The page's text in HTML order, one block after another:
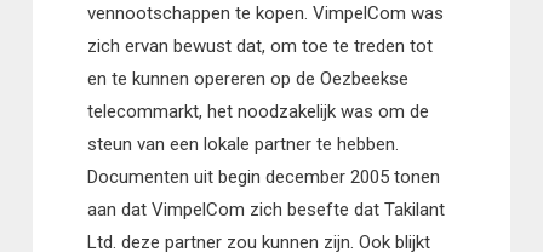
vennootschappen te kopen. VimpelCom was
zich ervan bewust dat, om toe te treden tot
en te kunnen opereren op de Oezbeekse
telecommarkt, het noodzakelijk was om de
steun van een lokale partner te hebben.
Documenten uit begin december 2005 tonen
aan dat VimpelCom zich besefte dat Takilant
Ltd. deze partner zou kunnen zijn. Ook blijkt